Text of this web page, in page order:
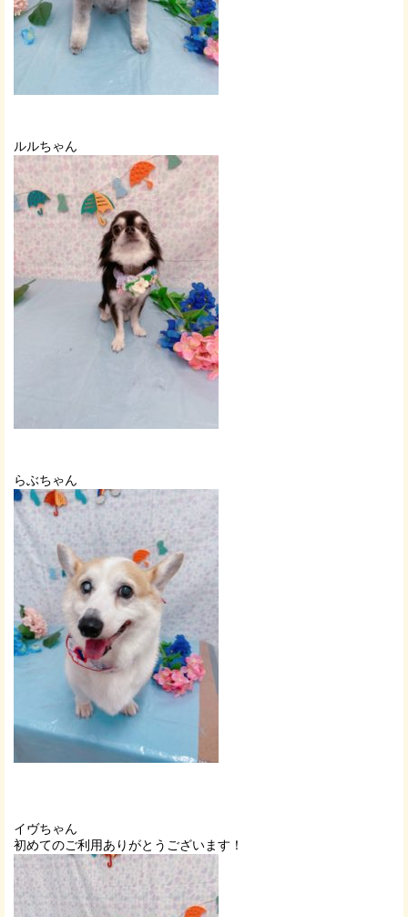
ルルちゃん
らぶちゃん
イヴちゃん
初めてのご利用ありがとうございます！